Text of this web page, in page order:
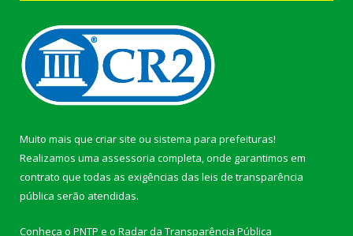
Muito mais que criar site ou sistema para prefeituras!
Realizamos uma assessoria completa, onde garantimos em
contrato que todas as exigências das leis de transparência
pública serão atendidas.
Conheça o PNTP e o Radar da Transparência Pública